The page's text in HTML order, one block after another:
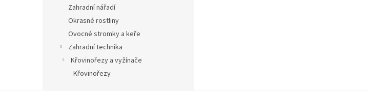
Zahradní nářadí
Okrasné rostliny
Ovocné stromky a keře
Zahradní technika
Křovinořezy a vyžínače
Křovinořezy